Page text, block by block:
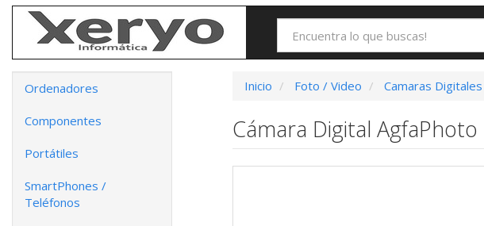
Ordenadores
Componentes
Portátiles
SmartPhones /
Teléfonos
Inicio Foto / Video Camaras Digitales
Cámara Digital